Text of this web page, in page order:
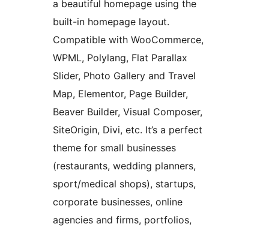
a beautiful homepage using the
built-in homepage layout.
Compatible with WooCommerce,
WPML, Polylang, Flat Parallax
Slider, Photo Gallery and Travel
Map, Elementor, Page Builder,
Beaver Builder, Visual Composer,
SiteOrigin, Divi, etc. It’s a perfect
theme for small businesses
(restaurants, wedding planners,
sport/medical shops), startups,
corporate businesses, online
agencies and firms, portfolios,